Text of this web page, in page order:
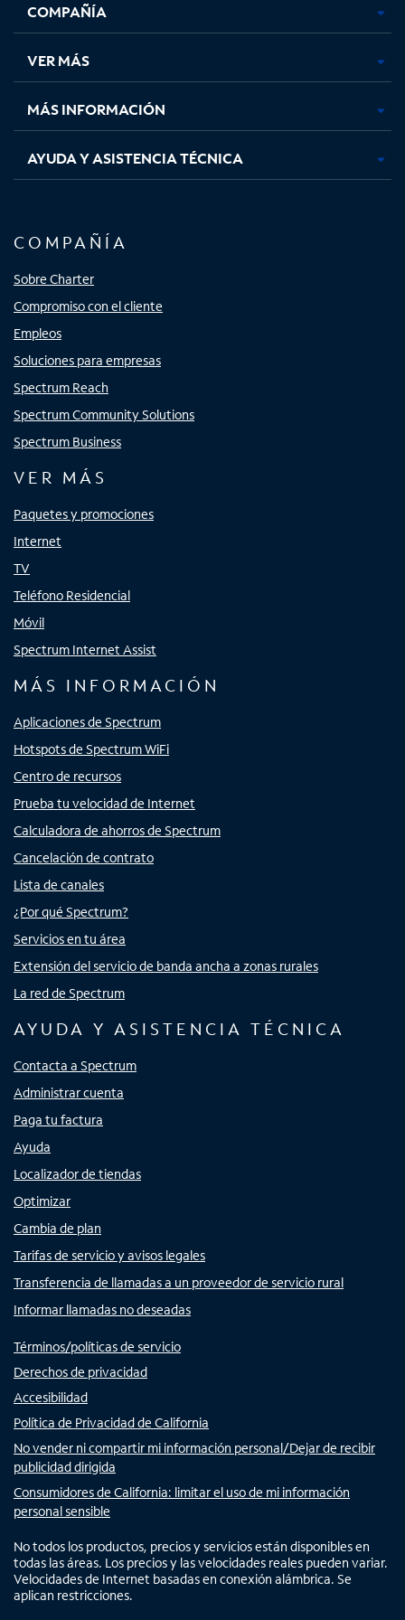
abre
en
pestaña
nueva
abre
en
pestaña
nueva
abre
en
pestaña
nueva
en
nueva
COMPAÑÍA
VER MÁS
MÁS INFORMACIÓN
AYUDA Y ASISTENCIA TÉCNICA
COMPAÑÍA
Sobre Charter
Compromiso con el cliente
Empleos
Soluciones para empresas
Spectrum Reach
Spectrum Community Solutions
Spectrum Business
VER MÁS
Paquetes y promociones
Internet
TV
Teléfono Residencial
Móvil
Spectrum Internet Assist
MÁS INFORMACIÓN
Aplicaciones de Spectrum
Hotspots de Spectrum WiFi
Centro de recursos
Prueba tu velocidad de Internet
Calculadora de ahorros de Spectrum
Cancelación de contrato
Lista de canales
¿Por qué Spectrum?
Servicios en tu área
Extensión del servicio de banda ancha a zonas rurales
La red de Spectrum
AYUDA Y ASISTENCIA TÉCNICA
Contacta a Spectrum
Administrar cuenta
Paga tu factura
Ayuda
Localizador de tiendas
Optimizar
Cambia de plan
Tarifas de servicio y avisos legales
Transferencia de llamadas a un proveedor de servicio rural
Informar llamadas no deseadas
Términos/políticas de servicio
Derechos de privacidad
Accesibilidad
Política de Privacidad de California
No vender ni compartir mi información personal/Dejar de recibir
publicidad dirigida
Consumidores de California: limitar el uso de mi información
personal sensible
No todos los productos, precios y servicios están disponibles en
todas las áreas. Los precios y las velocidades reales pueden variar.
Velocidades de Internet basadas en conexión alámbrica. Se
aplican restricciones.